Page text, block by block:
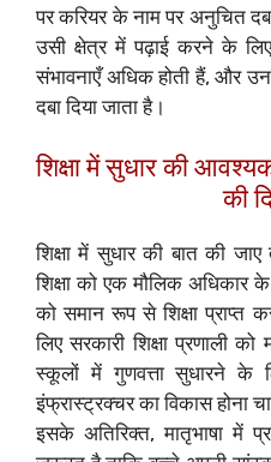
पर करियर के नाम पर अनुचित
उसी क्षेत्र में पढ़ाई करने के
संभावनाएँ अधिक होती हैं, और
दबा दिया जाता है।
शिक्षा में सुधार की
की
शिक्षा में सुधार की बात की
शिक्षा को एक मौलिक अधिकार
को समान रूप से शिक्षा प्राप्त
लिए सरकारी शिक्षा प्रणाली
स्कूलों में गुणवत्ता सुधारने के
इंफ्रास्ट्रक्चर का विकास होना
इसके अतिरिक्त, मातृभाषा में